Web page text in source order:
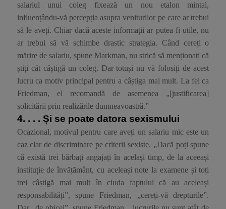
salariul unui coleg fixează un nou etalon mintal,
influențându-vă percepția asupra veniturilor pe care ar trebui
să le aveți. Chiar dacă aceste informații ar putea fi utile, nu
ar trebui să vă schimbe drastic strategia. Când cereți o
mărire de salariu, spune Markman, nu strică să menționați că
știți cât câștigă un coleg. Dar totuși nu vă folosiți de acest
lucru ca motiv principal pentru a câștiga mai mult. La fel ca
Friedman, el recomandă de asemenea „[justificarea]
solicitării prin realizările dumneavoastră.”
4. . . . Și se poate datora sexismului
Ocazional, motivul pentru care aveți un salariu mic este un
caz clar de discriminare pe criterii sexiste. „Dacă poți spune
că există trei bărbați angajați în același timp, de la aceeași
instituție de învățământ, cu aceleași note la examene și toți
trei câștigă mai mult în ciuda faptului că au aceleași
responsabilități”, spune Friedman, „cereți-vă drepturile”.